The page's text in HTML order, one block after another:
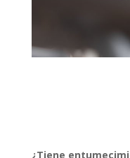
¿Tiene